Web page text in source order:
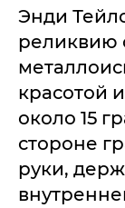
Энди
реликвию
красотой
около 15
стороне
руки,